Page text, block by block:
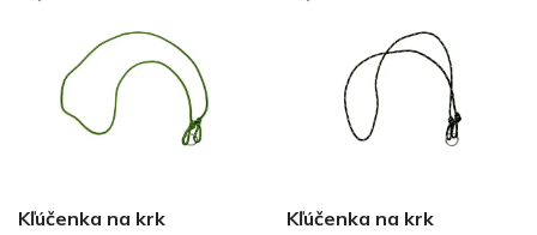
Kľúčenka na krk Kľúčenka na krk